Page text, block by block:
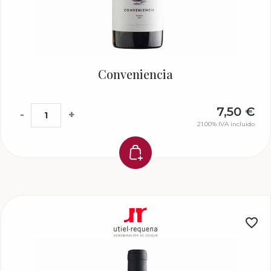
Conveniencia
7,50 €
21.00% IVA incluido
- +